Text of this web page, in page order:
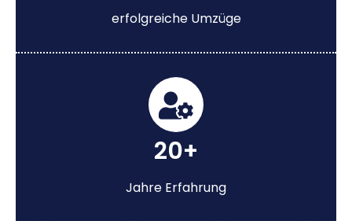
erfolgreiche Umzüge
20+
Jahre Erfahrung